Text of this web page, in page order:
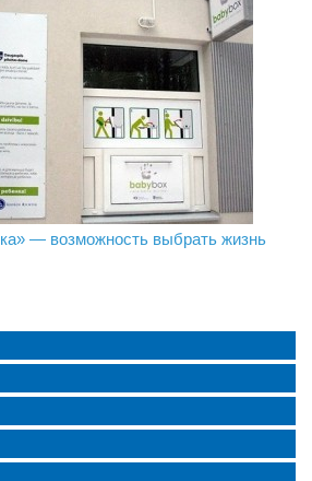
сильнейших в пляжном
— возможность выбрать жизнь
Даугавпилсское